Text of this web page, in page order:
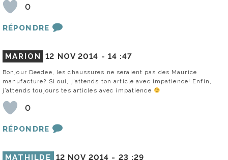
0
RÉPONDRE
MARION 12 NOV 2014 - 14 :47
Bonjour Deedee, les chaussures ne seraient pas des Maurice
manufacture? Si oui, j’attends ton article avec impatience! Enfin,
j’attends toujours tes articles avec impatience
0
RÉPONDRE
MATHILDE 12 NOV 2014 - 23 :29